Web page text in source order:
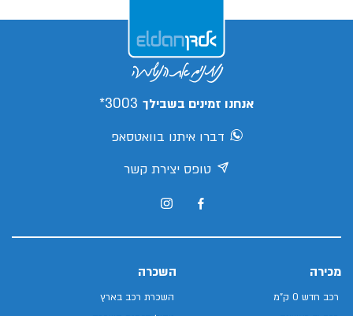
אנחנו זמינים בשבילך 3003*
דברו איתנו בוואטסאפ
טופס יצירת קשר
מכירה
רכב חדש 0 ק"מ
השכרה
השכרת רכב בארץ